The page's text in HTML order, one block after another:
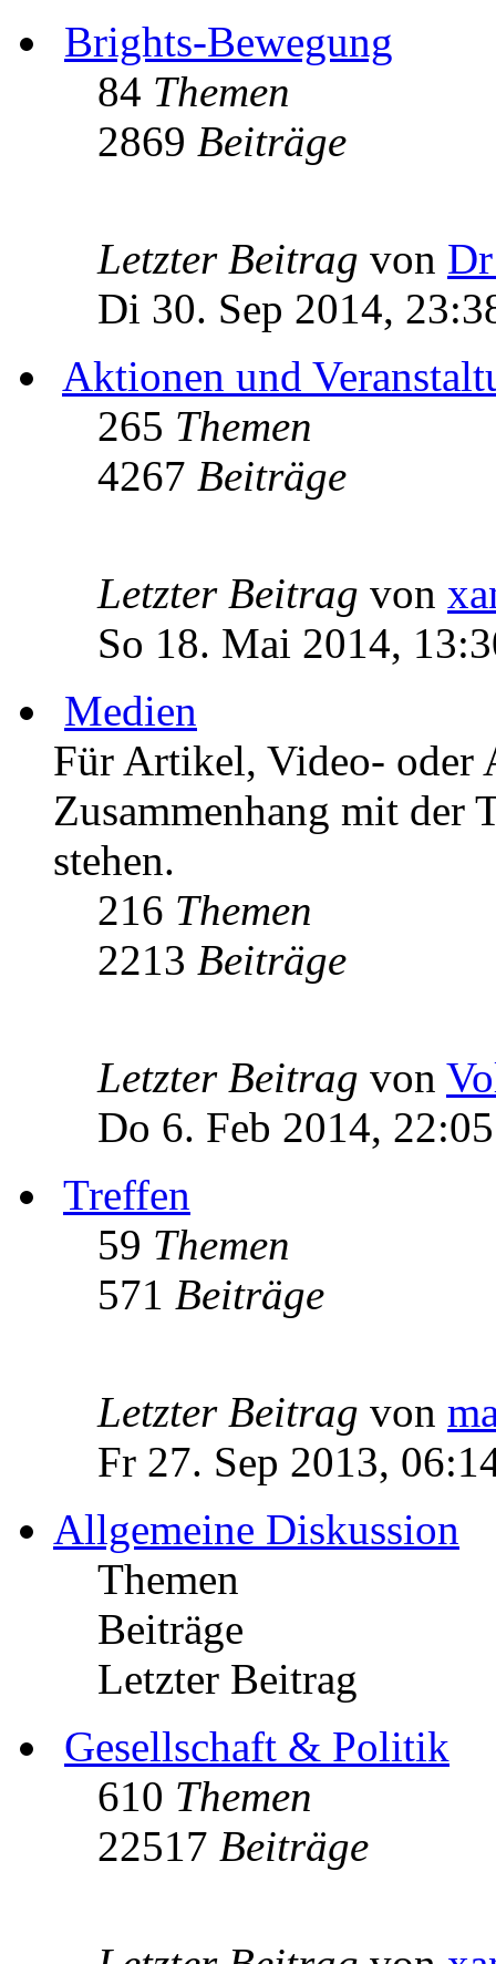
Brights-Bewegung
84 Themen
2869 Beiträge
Letzter Beitrag von
Di 30. Sep 2014,
Aktionen und
265 Themen
4267 Beiträge
Letzter Beitrag von
So 18. Mai 2014,
Medien
Für Artikel, Video- oder
Zusammenhang mit der
stehen.
216 Themen
2213 Beiträge
Letzter Beitrag von
Do 6. Feb 2014, 22:05
Treffen
59 Themen
571 Beiträge
Letzter Beitrag von
Fr 27. Sep 2013,
Allgemeine Diskussion
Themen
Beiträge
Letzter Beitrag
Gesellschaft & Politik
610 Themen
22517 Beiträge